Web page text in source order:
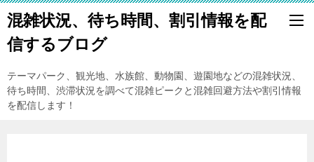
混雑状況、待ち時間、割引情報を配
信するブログ
テーマパーク、観光地、水族館、動物園、遊園地などの混雑状況、
待ち時間、渋滞状況を調べて混雑ピークと混雑回避方法や割引情報
を配信します！